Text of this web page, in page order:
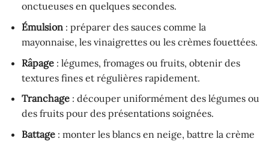
onctueuses en quelques secondes.
Émulsion: préparer des sauces comme la
mayonnaise, les vinaigrettes ou les crèmes fouettées.
Râpage: légumes, fromages ou fruits, obtenir des
textures fines et régulières rapidement.
Tranchage: découper uniformément des légumes ou
des fruits pour des présentations soignées.
Battage: monter les blancs en neige, battre la crème